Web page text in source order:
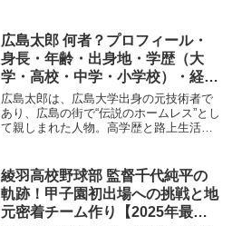
4万8900㎡、70代男性の行方不明・50代
女性軽症、強風・乾燥・密集住宅地によ
る消火困難の実態、消防・自衛隊の対
応、今後の見通しと被災者支援を専門視
点で詳説します。
広島太郎 何者？プロフィール・
身長・年齢・出身地・学歴（大
学・高校・中学・小学校）・経
歴・家族（父母・兄弟）・現在ま
で徹底解説【2025最新】
広島太郎は、広島大学出身の元技術者で
あり、広島の街で“伝説のホームレス”とし
て親しまれた人物。高学歴と路上生活の
綾羽高校野球部 監督千代純平の
軌跡！甲子園初出場への挑戦と地
元密着チーム作り【2025年最